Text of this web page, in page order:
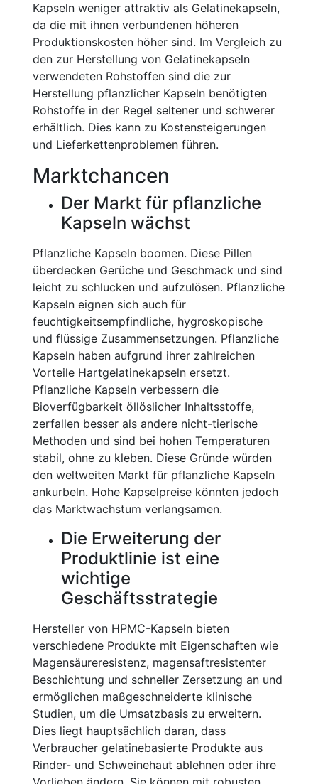
Kapseln weniger attraktiv als Gelatinekapseln,
da die mit ihnen verbundenen höheren
Produktionskosten höher sind. Im Vergleich zu
den zur Herstellung von Gelatinekapseln
verwendeten Rohstoffen sind die zur
Herstellung pflanzlicher Kapseln benötigten
Rohstoffe in der Regel seltener und schwerer
erhältlich. Dies kann zu Kostensteigerungen
und Lieferkettenproblemen führen.
Marktchancen
Der Markt für pflanzliche
Kapseln wächst
Pflanzliche Kapseln boomen. Diese Pillen
überdecken Gerüche und Geschmack und sind
leicht zu schlucken und aufzulösen. Pflanzliche
Kapseln eignen sich auch für
feuchtigkeitsempfindliche, hygroskopische
und flüssige Zusammensetzungen. Pflanzliche
Kapseln haben aufgrund ihrer zahlreichen
Vorteile Hartgelatinekapseln ersetzt.
Pflanzliche Kapseln verbessern die
Bioverfügbarkeit öllöslicher Inhaltsstoffe,
zerfallen besser als andere nicht-tierische
Methoden und sind bei hohen Temperaturen
stabil, ohne zu kleben. Diese Gründe würden
den weltweiten Markt für pflanzliche Kapseln
ankurbeln. Hohe Kapselpreise könnten jedoch
das Marktwachstum verlangsamen.
Die Erweiterung der
Produktlinie ist eine
wichtige
Geschäftsstrategie
Hersteller von HPMC-Kapseln bieten
verschiedene Produkte mit Eigenschaften wie
Magensäureresistenz, magensaftresistenter
Beschichtung und schneller Zersetzung an und
ermöglichen maßgeschneiderte klinische
Studien, um die Umsatzbasis zu erweitern.
Dies liegt hauptsächlich daran, dass
Verbraucher gelatinebasierte Produkte aus
Rinder- und Schweinehaut ablehnen oder ihre